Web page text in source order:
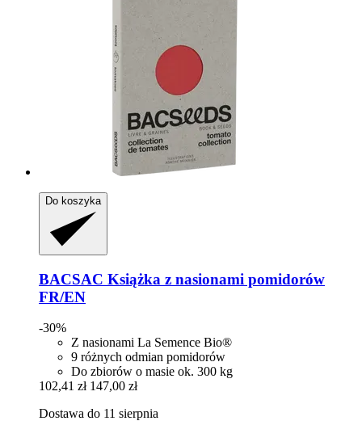
Do koszyka
BACSAC Książka z nasionami pomidorów
FR/EN
-30%
Z nasionami La Semence Bio®
9 różnych odmian pomidorów
Do zbiorów o masie ok. 300 kg
102,41 zł 147,00 zł
Dostawa do 11 sierpnia